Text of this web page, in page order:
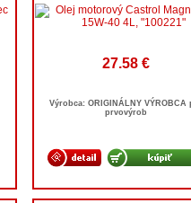
27.58 €
Výrobca: ORIGINÁLNY VÝROBCA
prvovýrob